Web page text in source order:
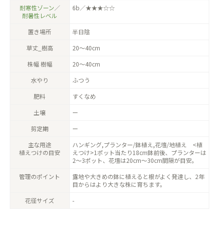
耐寒性ゾーン／
耐暑性レベル
6b／★★★☆☆
置き場所
半日陰
草丈_樹高
20〜40cm
株幅 樹幅
20〜40cm
水やり
ふつう
肥料
すくなめ
土壌
ー
剪定期
ー
主な用途
植えつけの目安
ハンギング,プランター/鉢植え,花壇/地植え <植
えつけ>1ポット当たり18cm鉢前後、プランターは
2〜3ポット、花壇は20cm〜30cm間隔が目安。
管理のポイント
露地や大きめの鉢に植えると根がよく発達し、2年
目からはより大きな株に育ちます。
花径サイズ
-